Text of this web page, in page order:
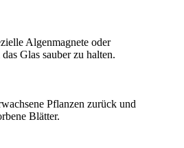
Algenmagnete oder
Glas sauber zu halten.
Pflanzen zurück und
Blätter.